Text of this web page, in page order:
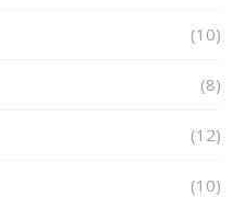
(10)
(8)
(12)
(10)